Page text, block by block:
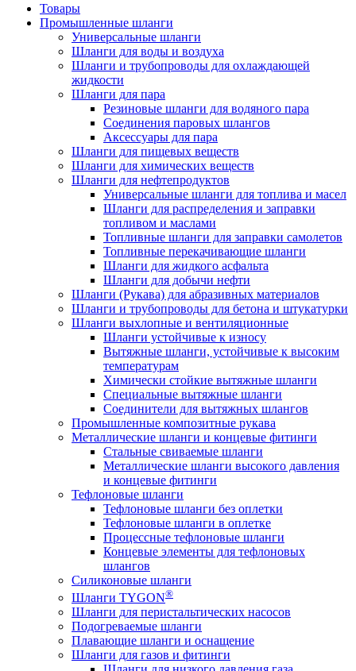
Товары
Промышленные шланги
Универсальные шланги
Шланги для воды и воздуха
Шланги и трубопроводы для охлаждающей
жидкости
Шланги для пара
Резиновые шланги для водяного пара
Cоединения паровых шлангов
Аксессуары для пара
Шланги для пищевых веществ
Шланги для химических веществ
Шланги для нефтепродуктов
Универсальные шланги для топлива и масел
Шланги для распределения и заправки
топливом и маслами
Топливные шланги для заправки самолетов
Топливные перекачивающие шланги
Шланги для жидкого асфальта
Шланги для добычи нефти
Шланги (Рукава) для абразивных материалов
Шланги и трубопроводы для бетона и штукатурки
Шланги выхлопные и вентиляционные
Шланги устойчивые к износу
Вытяжные шланги, устойчивые к высоким
температурам
Химически стойкие вытяжные шланги
Специальные вытяжные шланги
Соединители для вытяжных шлангов
Промышленные композитные рукава
Металлические шланги и концевые фитинги
Стальные свиваемые шланги
Металлические шланги высокого давления
и концевые фитинги
Тефлоновые шланги
Тефлоновые шланги без оплетки
Тефлоновые шланги в оплетке
Процессные тефлоновые шланги
Концевые элементы для тефлоновых
шлангов
Силиконовые шланги
Шланги TYGON®
Шланги для перистальтических насосов
Подогреваемые шланги
Плавающие шланги и оснащение
Шланги для газов и фитинги